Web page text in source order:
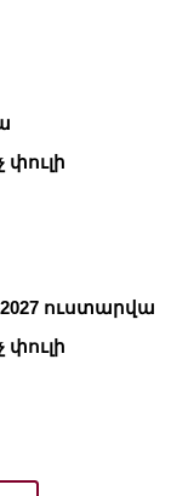
փուլի
ուստարվա
փուլի